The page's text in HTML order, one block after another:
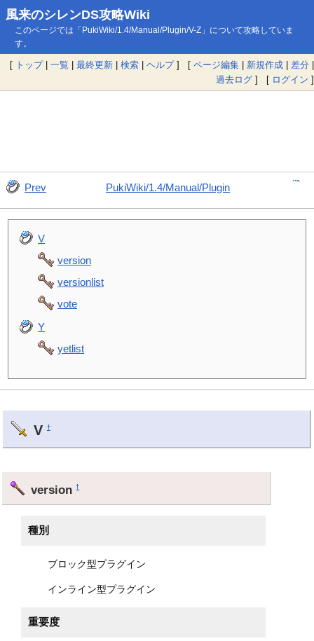
風来のシレンDS攻略Wiki
このページでは「PukiWiki/1.4/Manual/Plugin/V-Z」について攻略していま
す。
[ トップ| 一覧 | 最終更新 | 検索 | ヘルプ] [ ページ編集 | 新規作成 | 差分 |
過去ログ ] [ ログイン ]
Prev PukiWiki/1.4/Manual/Plugin
V
version
versionlist
vote
Y
yetlist
V †
version†
種別
ブロック型プラグイン
インライン型プラグイン
重要度